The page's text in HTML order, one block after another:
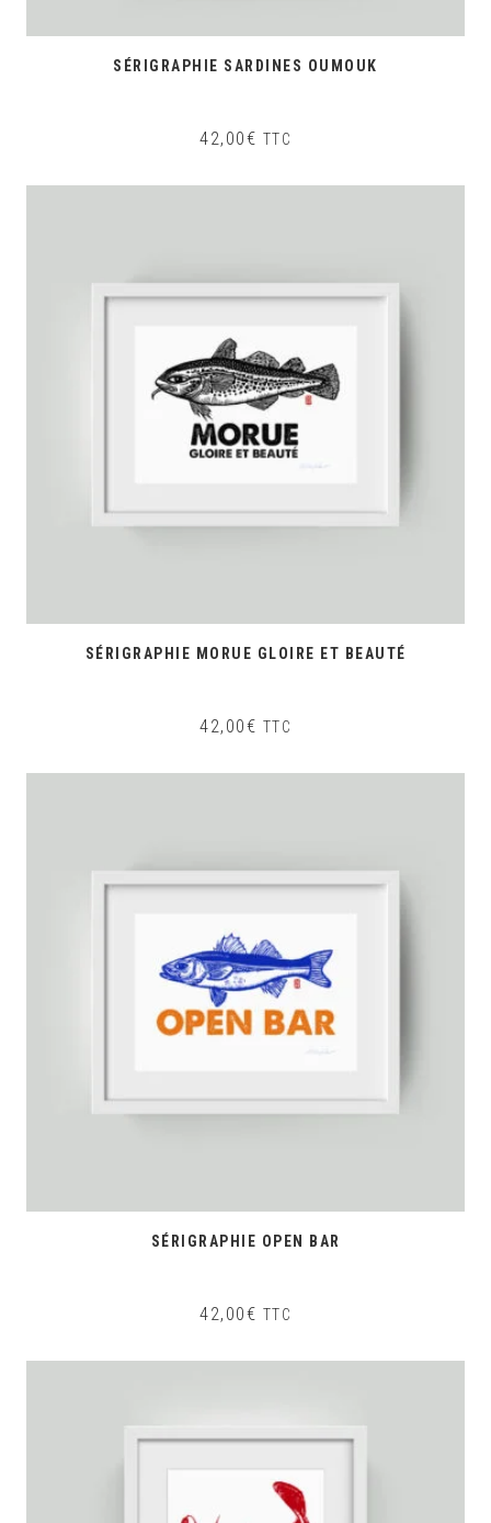
SÉRIGRAPHIE SARDINES OUMOUK
42,00€ TTC
SÉRIGRAPHIE MORUE GLOIRE ET BEAUTÉ
42,00€ TTC
SÉRIGRAPHIE OPEN BAR
42,00€ TTC